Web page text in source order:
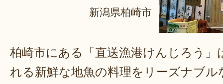
新潟県柏崎市
柏崎市にある「直送漁港けんじろう」
れる新鮮な地魚の料理をリーズナブル